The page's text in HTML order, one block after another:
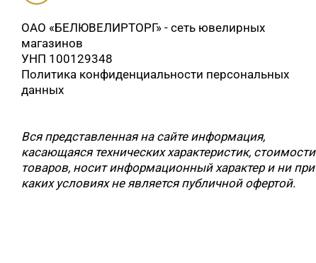
ОАО «БЕЛЮВЕЛИРТОРГ» - сеть ювелирных
магазинов
УНП 100129348
Политика конфиденциальности персональных
данных
Вся представленная на сайте информация,
касающаяся технических характеристик, стоимости
товаров, носит информационный характер и ни при
каких условиях не является публичной офертой.